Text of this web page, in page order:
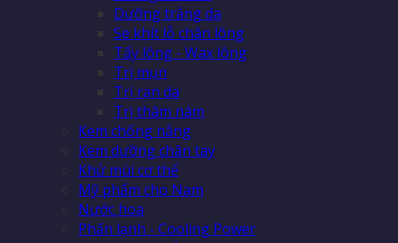
Dưỡng trắng da
Se khít lỗ chân lông
Tẩy lông - Wax lông
Trị mụn
Trị rạn da
Trị thâm nám
Kem chống nắng
Kem dưỡng chân tay
Khử mùi cơ thể
Mỹ phẩm cho Nam
Nước hoa
Phấn lạnh - Cooling Power